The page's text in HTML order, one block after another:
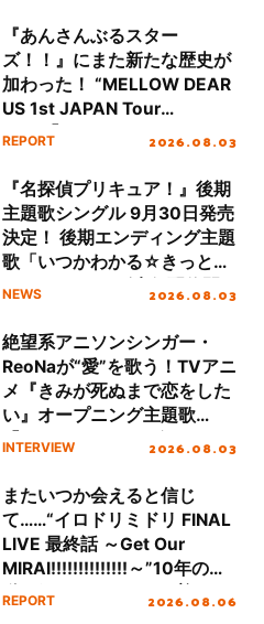
『あんさんぶるスター
ズ！！』にまた新たな歴史が
加わった！ “MELLOW DEAR
US 1st JAPAN Tour
Final「NICE to meet YOU
ート!!
REPORT 2026.08.03
『名探偵プリキュア！』後期
主題歌シングル 9月30日発売
決定！ 後期エンディング主題
歌「いつかわかる☆きっとあ
える」TVサイズ先行配信開
NEWS 2026.08.03
絶望系アニソンシンガー・
ReoNaが“愛”を歌う！TVアニ
メ『きみが死ぬまで恋をした
い』オープニング主題歌
「Amore」インタビュー
INTERVIEW 2026.08.03
またいつか会えると信じ
て……“イロドリミドリ FINAL
LIVE 最終話 ～Get Our
MIRAI!!!!!!!!!!!!!!～”10年の活
動を経てファイナルを迎える
REPORT 2026.08.06